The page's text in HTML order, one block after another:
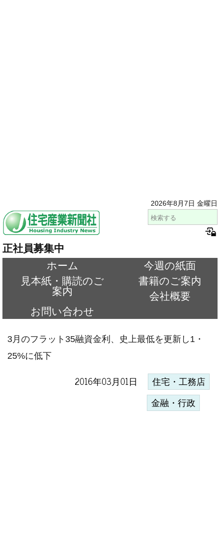
2026年8月7日 金曜日
正社員募集中
ホーム
今週の紙面
見本紙・購読のご
案内
書籍のご案内
会社概要
お問い合わせ
3月のフラット35融資金利、史上最低を更新し1・
25%に低下
2016年03月01日 住宅・工務店
金融・行政